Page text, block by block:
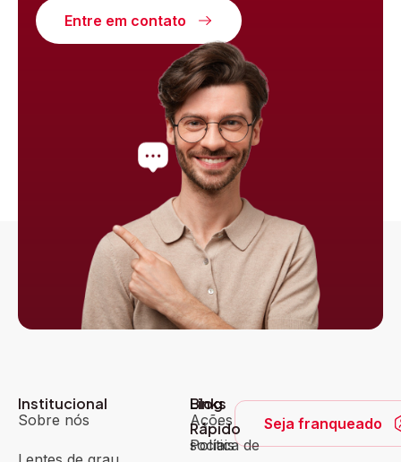
Entre em contato
Institucional
Sobre nós
Blog
Ações
sociais
Links
Rápido
Política de
Seja franqueado